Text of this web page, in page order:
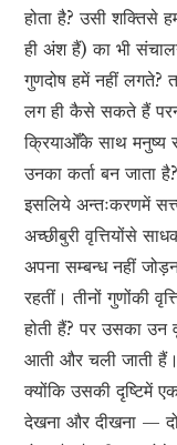
होता है? उसी शक्तिसे
ही अंश हैं) का भी
गुणदोष हमें नहीं लगते?
लग ही कैसे सकते हैं
क्रियाओँके साथ मनुष्य
उनका कर्ता बन जाता
इसलिये अन्तःकरणमें
अच्छीबुरी वृत्तियोंसे
अपना सम्बन्ध नहीं
रहतीं। तीनों गुणोंकी
होती हैं? पर उसका उन
आती और चली जाती हैं।
क्योंकि उसकी दृष्टिमें
देखना और दीखना —